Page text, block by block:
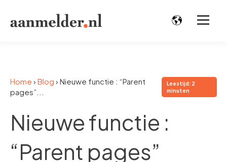
Home › Blog › Nieuwe functie : “Parent
pages”...
Leestijd: 2
minuten
Nieuwe functie :
“Parent pages”